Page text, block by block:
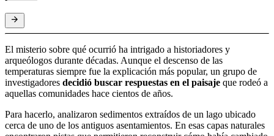
El misterio sobre qué ocurrió ha intrigado a historiadores y
arqueólogos durante décadas. Aunque el descenso de las
temperaturas siempre fue la explicación más popular, un grupo de
investigadores decidió buscar respuestas en el paisaje que rodeó a
aquellas comunidades hace cientos de años.
Para hacerlo, analizaron sedimentos extraídos de un lago ubicado
cerca de uno de los antiguos asentamientos. En esas capas naturales